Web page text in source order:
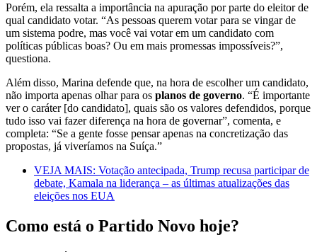
Porém, ela ressalta a importância na apuração por parte do eleitor de
qual candidato votar. “As pessoas querem votar para se vingar de
um sistema podre, mas você vai votar em um candidato com
políticas públicas boas? Ou em mais promessas impossíveis?”,
questiona.
Além disso, Marina defende que, na hora de escolher um candidato,
não importa apenas olhar para os planos de governo. “É importante
ver o caráter [do candidato], quais são os valores defendidos, porque
tudo isso vai fazer diferença na hora de governar”, comenta, e
completa: “Se a gente fosse pensar apenas na concretização das
propostas, já viveríamos na Suíça.”
VEJA MAIS: Votação antecipada, Trump recusa participar de
debate, Kamala na liderança – as últimas atualizações das
eleições nos EUA
Como está o Partido Novo hoje?